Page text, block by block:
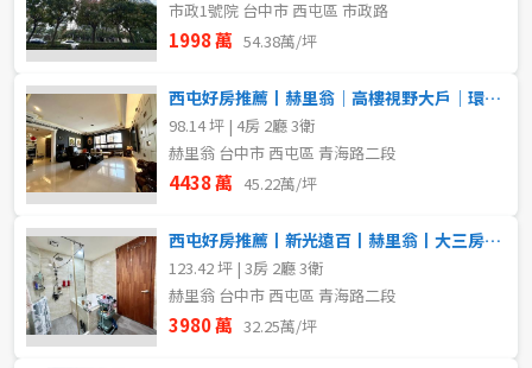
市政1號院 台中市 西屯區 市政路
1998 萬 54.38萬/坪
西屯好房推薦丨赫里翁｜高樓視野大戶｜環視七期美景
98.14 坪 | 4房 2廳 3衛
赫里翁 台中市 西屯區 青海路二段
4438 萬 45.22萬/坪
西屯好房推薦丨新光遠百丨赫里翁丨大三房雙平車
123.42 坪 | 3房 2廳 3衛
赫里翁 台中市 西屯區 青海路二段
3980 萬 32.25萬/坪